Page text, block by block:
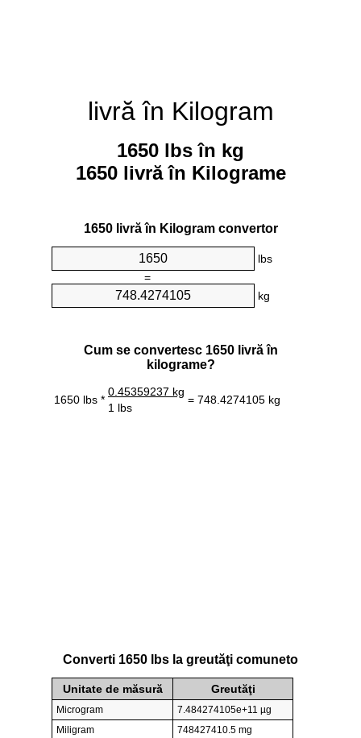
livră în Kilogram
1650 lbs în kg
1650 livră în Kilograme
1650 livră în Kilogram convertor
lbs
=
kg
Cum se convertesc 1650 livră în
kilograme?
1650 lbs *
0.45359237 kg
= 748.4274105 kg
1 lbs
Converti 1650 lbs la greutăţi comuneto
Unitate de măsură Greutăţi
Microgram
7.484274105e+11 µg
Miligram
748427410.5 mg